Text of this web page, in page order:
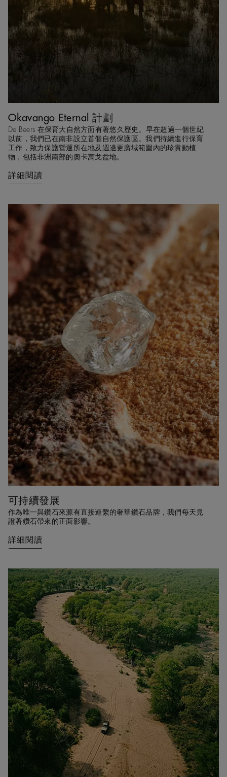
Okavango Eternal 計劃
De Beers 在保育大自然方面有著悠久歷史。早在超過一個世紀
以前，我們已在南非設立首個自然保護區。我們持續進行保育
工作，致力保護營運所在地及週邊更廣域範圍內的珍貴動植
物，包括非洲南部的奧卡萬戈盆地。
詳細閱讀
可持續發展
作為唯一與鑽石來源有直接連繫的奢華鑽石品牌，我們每天見
證著鑽石帶來的正面影響。
詳細閱讀